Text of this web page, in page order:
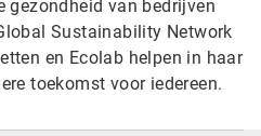
gezondheid van bedrijven
Sustainability Network
en Ecolab helpen in haar
toekomst voor iedereen.